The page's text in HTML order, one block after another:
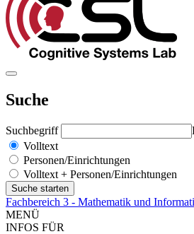
Suche
Suchbegriff
Volltext
Personen/Einrichtungen
Volltext + Personen/Einrichtungen
Fachbereich 3 - Mathematik und
MENÜ
INFOS FÜR